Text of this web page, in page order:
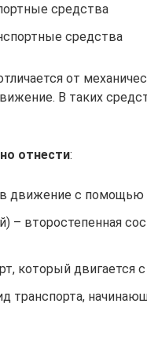
средства
средства
от
В таких
отнести:
движение с помощью
– второстепенная
который двигается
транспорта,